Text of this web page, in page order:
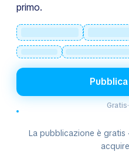
primo.
Gratis·
La pubblicazione è gratis